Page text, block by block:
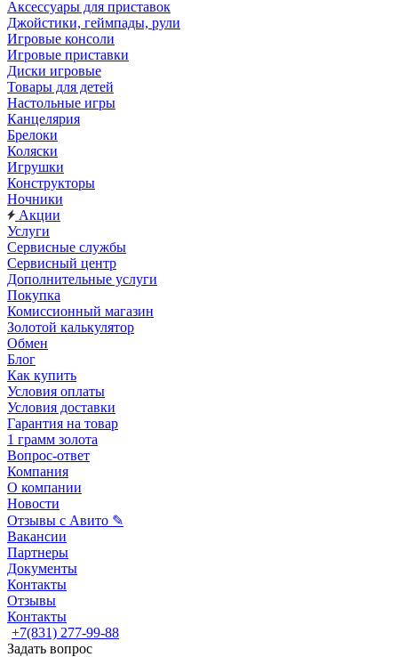
Аксессуары для приставок
Джойстики, геймпады, рули
Игровые консоли
Игровые приставки
Диски игровые
Товары для детей
Настольные игры
Канцелярия
Брелоки
Коляски
Игрушки
Конструкторы
Ночники
Акции
Услуги
Сервисные службы
Сервисный центр
Дополнительные услуги
Покупка
Комиссионный магазин
Золотой калькулятор
Обмен
Блог
Как купить
Условия оплаты
Условия доставки
Гарантия на товар
1 грамм золота
Вопрос-ответ
Компания
О компании
Новости
Отзывы с Авито ✎
Вакансии
Партнеры
Документы
Контакты
Отзывы
Контакты
+7(831) 277-99-88
Задать вопрос